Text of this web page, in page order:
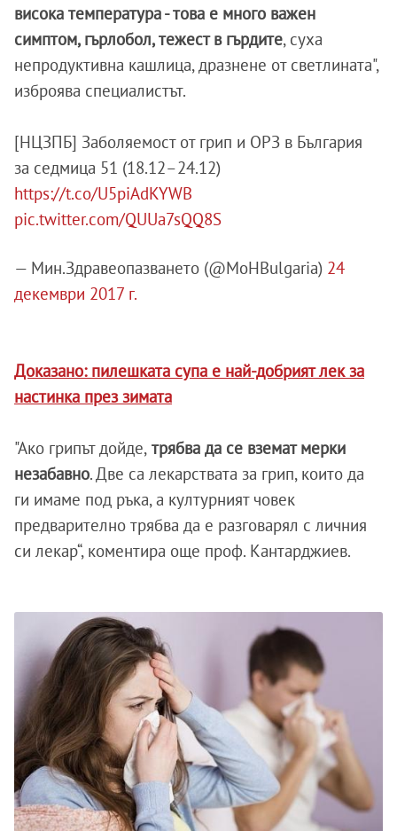
висока температура - това е много важен
симптом, гърлобол, тежест в гърдите, суха
непродуктивна кашлица, дразнене от светлината",
изброява специалистът.
[НЦЗПБ] Заболяемост от грип и ОРЗ в България
за седмица 51 (18.12–24.12)
https://t.co/U5piAdKYWB
pic.twitter.com/QUUa7sQQ8S
— Мин.Здравеопазването (@MoHBulgaria) 24
декември 2017 г.
Доказано: пилешката супа е най-добрият лек за
настинка през зимата
"Ако грипът дойде, трябва да се вземат мерки
незабавно. Две са лекарствата за грип, които да
ги имаме под ръка, а културният човек
предварително трябва да е разговарял с личния
си лекар“, коментира още проф. Кантарджиев.